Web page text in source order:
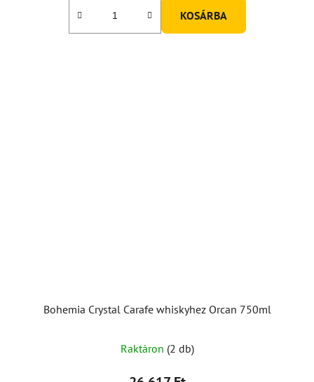
KOSÁRBA
Bohemia Crystal Carafe whiskyhez Orcan 750ml
termék
átlagos
Raktáron (2 db)